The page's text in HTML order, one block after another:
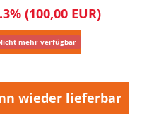
(100,00 EUR)
mehr verfügbar
wieder lieferbar